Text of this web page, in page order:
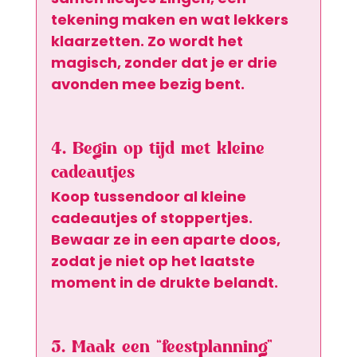
tekening maken en wat lekkers
klaarzetten. Zo wordt het
magisch, zonder dat je er drie
avonden mee bezig bent.
4. Begin op tijd met kleine
cadeautjes
Koop tussendoor al kleine
cadeautjes of stoppertjes.
Bewaar ze in een aparte doos,
zodat je niet op het laatste
moment in de drukte belandt.
5. Maak een “feestplanning”